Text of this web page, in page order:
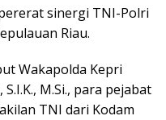
sinergi TNI-Polri
Riau.
Wakapolda Kepri
M.Si., para pejabat
TNI dari Kodam